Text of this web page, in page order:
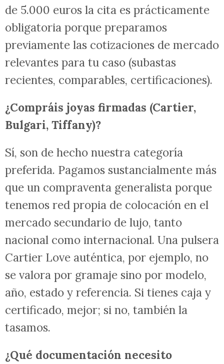
de 5.000 euros la cita es prácticamente
obligatoria porque preparamos
previamente las cotizaciones de mercado
relevantes para tu caso (subastas
recientes, comparables, certificaciones).
¿Compráis joyas firmadas (Cartier,
Bulgari, Tiffany)?
Sí, son de hecho nuestra categoría
preferida. Pagamos sustancialmente más
que un compraventa generalista porque
tenemos red propia de colocación en el
mercado secundario de lujo, tanto
nacional como internacional. Una pulsera
Cartier Love auténtica, por ejemplo, no
se valora por gramaje sino por modelo,
año, estado y referencia. Si tienes caja y
certificado, mejor; si no, también la
tasamos.
¿Qué documentación necesito